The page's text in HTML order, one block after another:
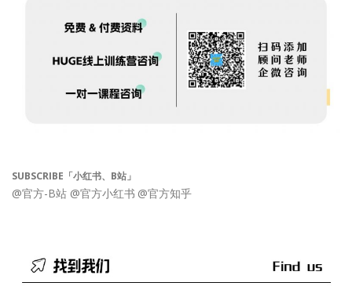
SUBSCRIBE「小红书、B站」
@官方-B站 @官方小红书 @官方知乎